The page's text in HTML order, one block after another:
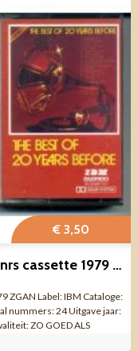
€ 3,50
The Best Of 20 Years Before 24 nrs cassette 1979 ZGAN
ZGAN Label: IBM Cataloge:
nummers: 24 Uitgave jaar:
ZO GOED ALS